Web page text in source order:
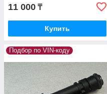
11 000 ₸
Купить
Подбор по VIN-коду